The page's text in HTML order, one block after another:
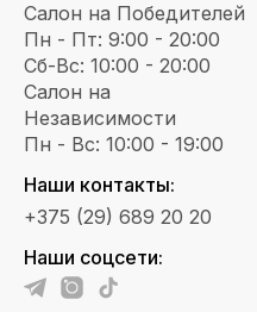
Салон на Победителей
Пн - Пт: 9:00 - 20:00
Сб-Вс: 10:00 - 20:00
Салон на
Независимости
Пн - Вс: 10:00 - 19:00
Наши контакты:
+375 (29) 689 20 20
Наши соцсети: